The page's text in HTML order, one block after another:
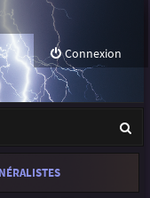
Connexion
e